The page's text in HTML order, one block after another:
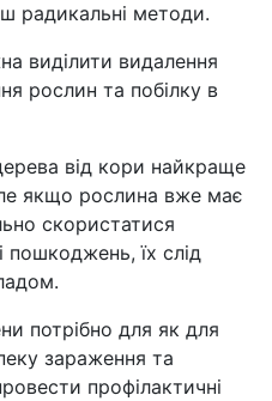
радикальні методи.
виділити видалення
рослин та побілку в
від кори найкраще
якщо рослина вже має
скористатися
їх слід
потрібно для як для
зараження та
профілактичні